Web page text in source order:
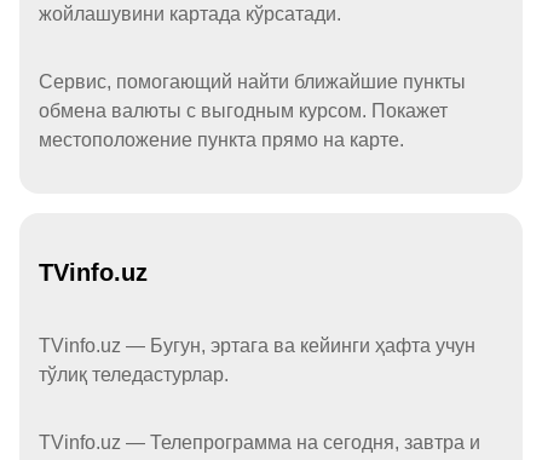
жойлашувини картада кўрсатади.
Сервис, помогающий найти ближайшие пункты
обмена валюты с выгодным курсом. Покажет
местоположение пункта прямо на карте.
TVinfo.uz
TVinfo.uz — Бугун, эртага ва кейинги ҳафта учун
тўлиқ теледастурлар.
TVinfo.uz — Телепрограмма на сегодня, завтра и